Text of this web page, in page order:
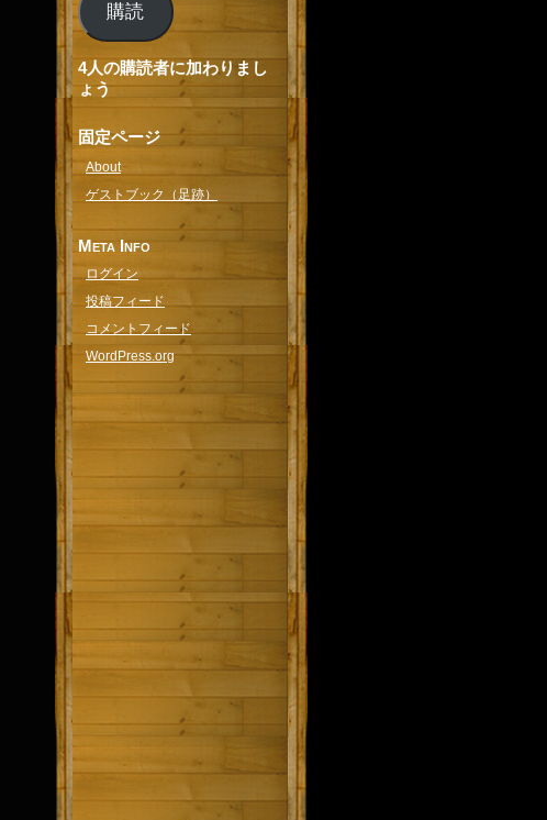
購読
4人の購読者に加わりまし
ょう
固定ページ
About
ゲストブック（足跡）
Meta Info
ログイン
投稿フィード
コメントフィード
WordPress.org